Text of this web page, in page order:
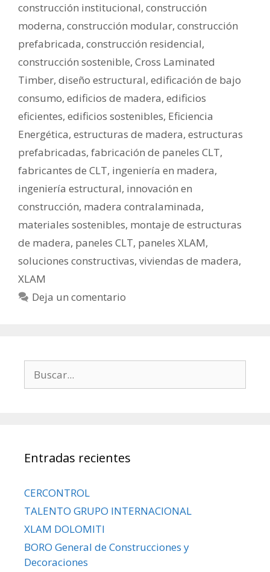
construcción institucional, construcción
moderna, construcción modular, construcción
prefabricada, construcción residencial,
construcción sostenible, Cross Laminated
Timber, diseño estructural, edificación de bajo
consumo, edificios de madera, edificios
eficientes, edificios sostenibles, Eficiencia
Energética, estructuras de madera, estructuras
prefabricadas, fabricación de paneles CLT,
fabricantes de CLT, ingeniería en madera,
ingeniería estructural, innovación en
construcción, madera contralaminada,
materiales sostenibles, montaje de estructuras
de madera, paneles CLT, paneles XLAM,
soluciones constructivas, viviendas de madera,
XLAM
Deja un comentario
Entradas recientes
CERCONTROL
TALENTO GRUPO INTERNACIONAL
XLAM DOLOMITI
BORO General de Construcciones y
Decoraciones